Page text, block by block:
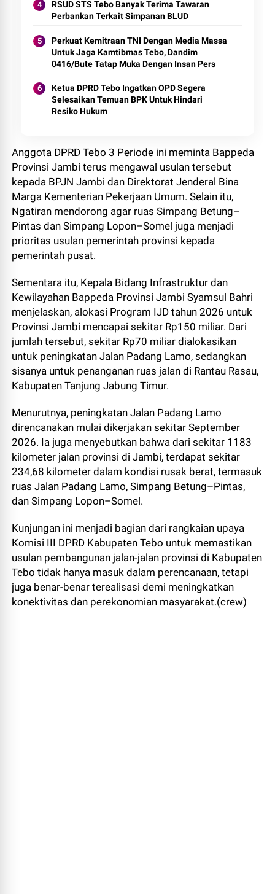
RSUD STS Tebo Banyak Terima Tawaran
Perbankan Terkait Simpanan BLUD
Perkuat Kemitraan TNI Dengan Media Massa
Untuk Jaga Kamtibmas Tebo, Dandim
0416/Bute Tatap Muka Dengan Insan Pers
Ketua DPRD Tebo Ingatkan OPD Segera
Selesaikan Temuan BPK Untuk Hindari
Resiko Hukum
Anggota DPRD Tebo 3 Periode ini meminta Bappeda
Provinsi Jambi terus mengawal usulan tersebut
kepada BPJN Jambi dan Direktorat Jenderal Bina
Marga Kementerian Pekerjaan Umum. Selain itu,
Ngatiran mendorong agar ruas Simpang Betung–
Pintas dan Simpang Lopon–Somel juga menjadi
prioritas usulan pemerintah provinsi kepada
pemerintah pusat.
Sementara itu, Kepala Bidang Infrastruktur dan
Kewilayahan Bappeda Provinsi Jambi Syamsul Bahri
menjelaskan, alokasi Program IJD tahun 2026 untuk
Provinsi Jambi mencapai sekitar Rp150 miliar. Dari
jumlah tersebut, sekitar Rp70 miliar dialokasikan
untuk peningkatan Jalan Padang Lamo, sedangkan
sisanya untuk penanganan ruas jalan di Rantau Rasau,
Kabupaten Tanjung Jabung Timur.
Menurutnya, peningkatan Jalan Padang Lamo
direncanakan mulai dikerjakan sekitar September
2026. Ia juga menyebutkan bahwa dari sekitar 1183
kilometer jalan provinsi di Jambi, terdapat sekitar
234,68 kilometer dalam kondisi rusak berat, termasuk
ruas Jalan Padang Lamo, Simpang Betung–Pintas,
dan Simpang Lopon–Somel.
Kunjungan ini menjadi bagian dari rangkaian upaya
Komisi III DPRD Kabupaten Tebo untuk memastikan
usulan pembangunan jalan-jalan provinsi di Kabupaten
Tebo tidak hanya masuk dalam perencanaan, tetapi
juga benar-benar terealisasi demi meningkatkan
konektivitas dan perekonomian masyarakat.(crew)